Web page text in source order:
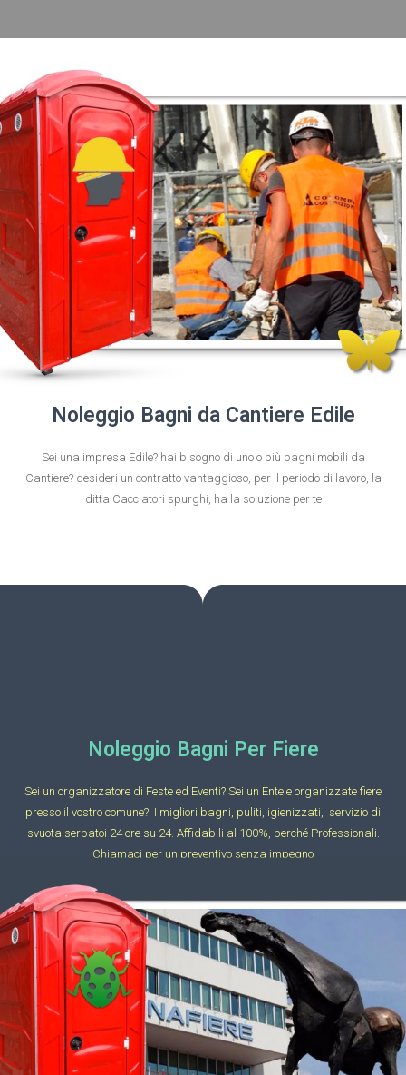
Noleggio Bagni da Cantiere Edile
Sei una impresa Edile? hai bisogno di uno o più bagni mobili da
Cantiere? desideri un contratto vantaggioso, per il periodo di lavoro, la
ditta Cacciatori spurghi, ha la soluzione per te
Noleggio Bagni Per Fiere
Sei un organizzatore di Feste ed Eventi? Sei un Ente e organizzate fiere
presso il vostro comune?. I migliori bagni, puliti, igienizzati, servizio di
svuota serbatoi 24 ore su 24. Affidabili al 100%, perché Professionali.
Chiamaci per un preventivo senza impegno